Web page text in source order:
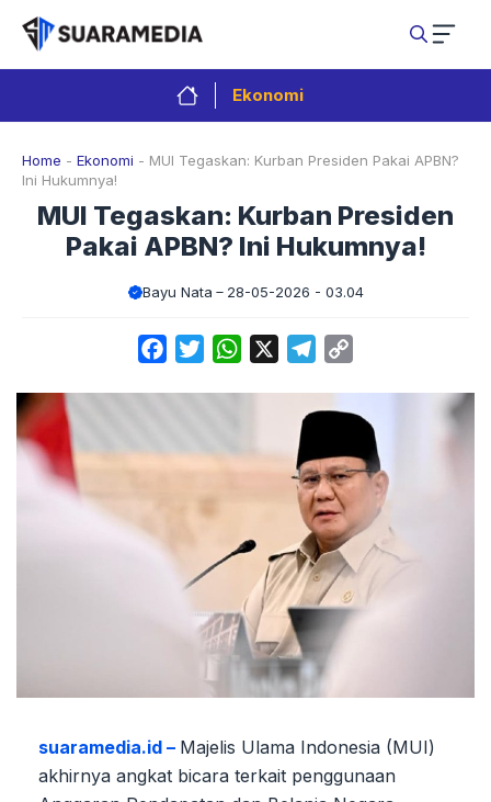
Langsung
isi
Ekonomi
Home - Ekonomi - MUI Tegaskan: Kurban Presiden Pakai APBN?
Ini Hukumnya!
MUI Tegaskan: Kurban Presiden
Pakai APBN? Ini Hukumnya!
Bayu Nata 28-05-2026 - 03.04
FacebookTwitterWhatsApp Telegram
suaramedia.id – Majelis Ulama Indonesia (MUI)
akhirnya angkat bicara terkait penggunaan